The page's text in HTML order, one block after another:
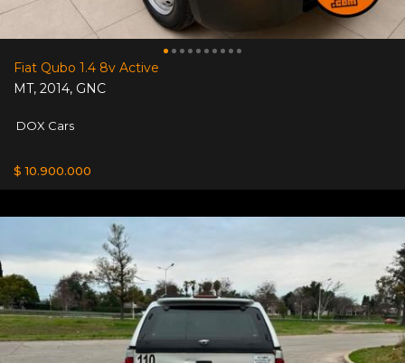
Fiat Qubo 1.4 8v Active
MT, 2014, GNC
DOX Cars
$ 10.900.000